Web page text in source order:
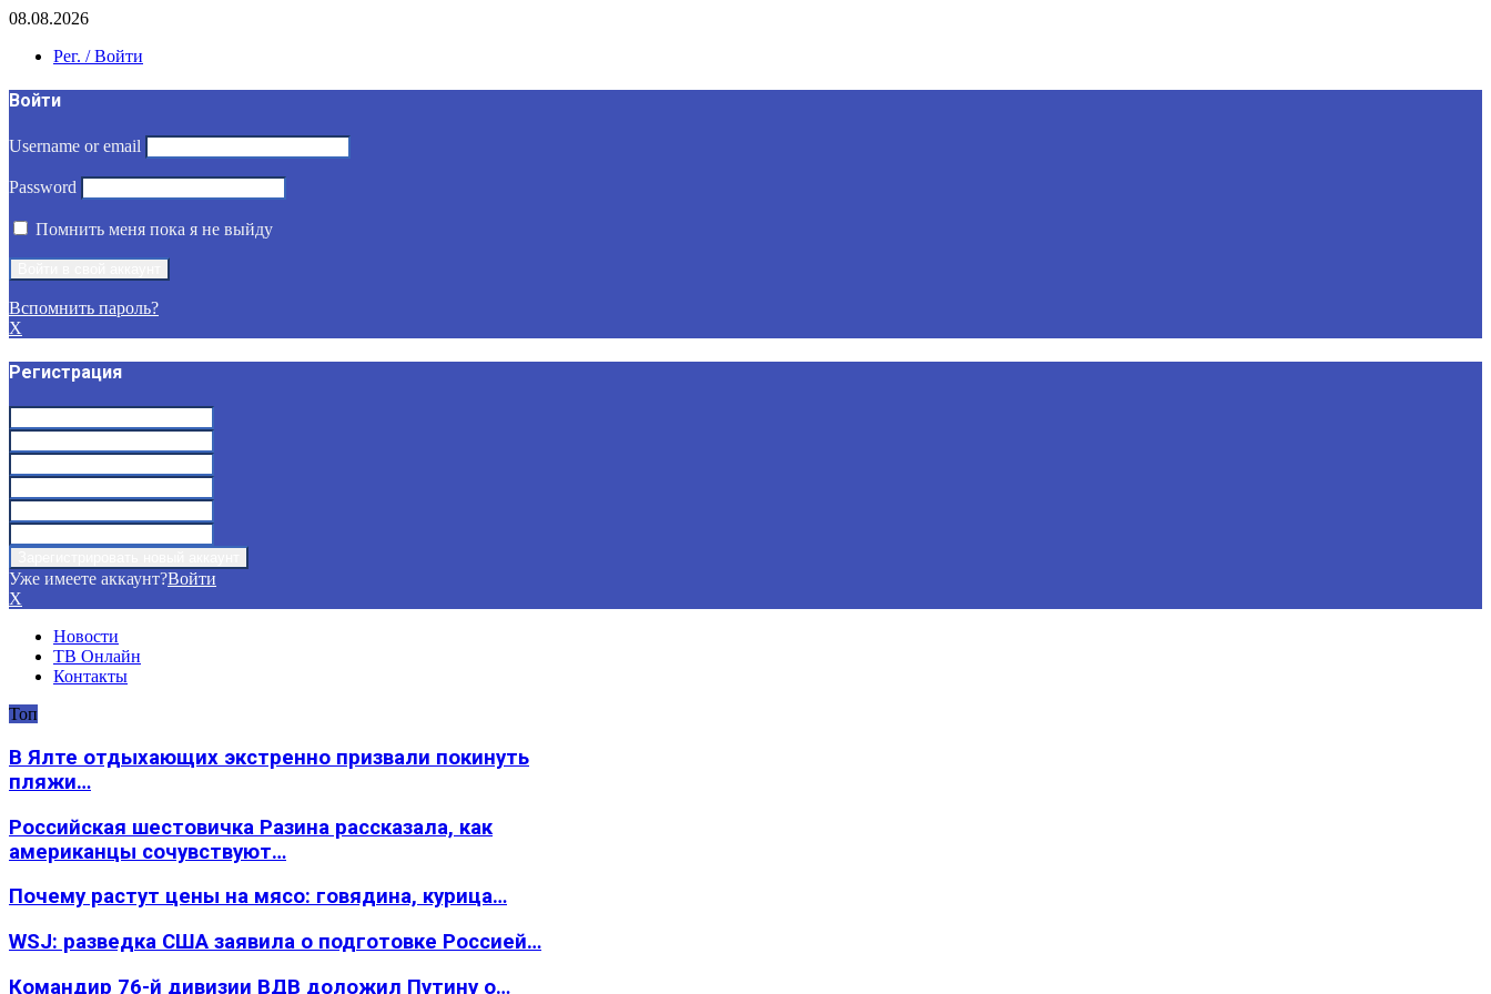
08.08.2026
Рег. / Войти
Войти
Username or email
Password
Помнить меня пока я не выйду
Вспомнить пароль?
X
Регистрация
Уже имеете аккаунт?Войти
X
Новости
ТВ Онлайн
Контакты
Топ
В Ялте отдыхающих экстренно призвали покинуть
пляжи…
Российская шестовичка Разина рассказала, как
американцы сочувствуют…
Почему растут цены на мясо: говядина, курица…
WSJ: разведка США заявила о подготовке Россией…
Командир 76-й дивизии ВДВ доложил Путину о…